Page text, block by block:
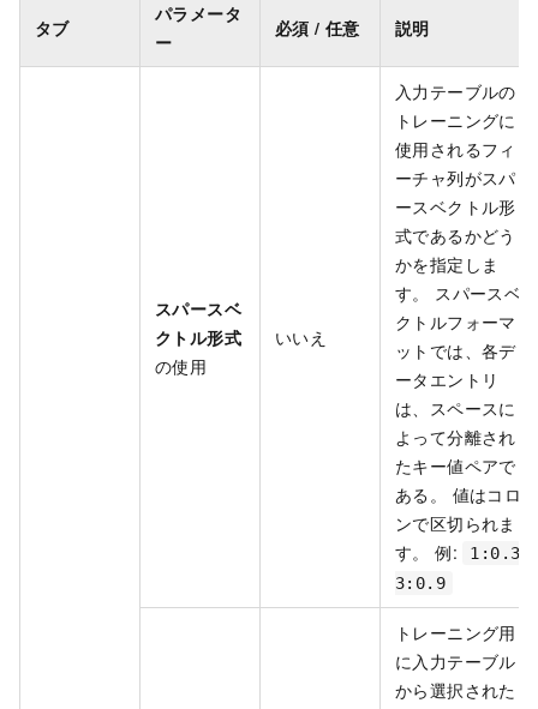
タブ
パラメータ
ー
必須 / 任意 説明
スパースベ
クトル形式
の使用
いいえ
入力テーブルの
トレーニングに
使用されるフィ
ーチャ列がスパ
ースベクトル形
式であるかどう
かを指定しま
す。 スパースベ
クトルフォーマ
ットでは、各デ
ータエントリ
は、スペースに
よって分離され
たキー値ペアで
ある。 値はコロ
ンで区切られま
す。 例:
1:0.3
3:0.9
トレーニング用
に入力テーブル
から選択された